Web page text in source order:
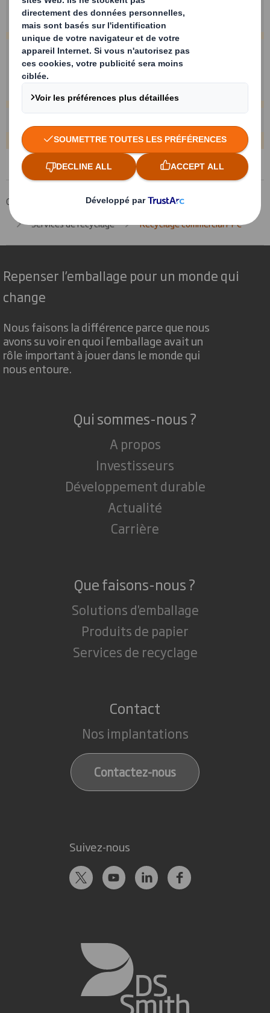
Tonnage estimé
SUBMIT
Groupe DS Smith
Produits & Services
Services de recyclage
Recyclage commercial PPC
Repenser l’emballage pour un monde qui
change
Nous faisons la différence parce que nous
avons su voir en quoi l'emballage avait un
rôle important à jouer dans le monde qui
nous entoure.
Qui sommes-nous ?
A propos
Investisseurs
Développement durable
Actualité
Carrière
Que faisons-nous ?
Solutions d'emballage
Produits de papier
Services de recyclage
Contact
Nos implantations
Contactez-nous
Suivez-nous